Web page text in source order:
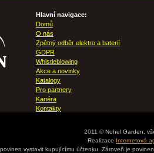
Hlavní navigace:
Domů
O nás
Zpětný odběr elektro a baterií
GDPR
Whistleblowing
Akce a novinky
Katalogy
Pro partnery
Kariéra
Kontakty
2011 © Nohel Garden,
Realizace Internetová
vystavit kupujícímu účtenku. Zároveň je